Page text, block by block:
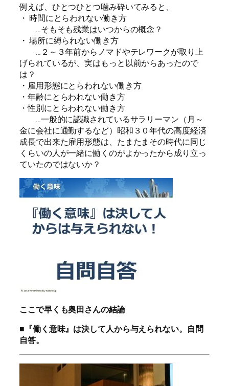
例えば、ひとつひとつ噛み砕いてみると、
・ 時間にとらわれない働き方
…そもそも残業はいつからの概念？
・ 場所に縛られない働き方
…２～３年前からノマドやテレワークが取り上
げられているが、実はもっと以前からあったので
は？
・雇用形態にとらわれない働き方
・年齢にとらわれない働き方
・性別にとらわれない働き方
…一般的に認識されているサラリーマン（月～
金に会社に通勤するなど）昭和３０年代の高度経済
成長で出来た雇用形態は、たまたまその時代に同じ
くらいの人が一緒に働くのがよかったから成り立っ
ていたのではないか？
ここで早くも奥田さんの結論
■『働く意味』は決して人から与えられない。自問
自答。